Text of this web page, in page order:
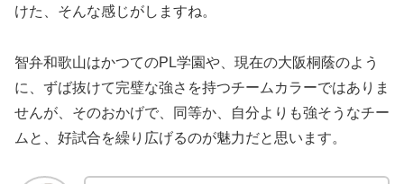
けた、そんな感じがしますね。
智弁和歌山はかつてのPL学園や、現在の大阪桐蔭のよう
に、ずば抜けて完璧な強さを持つチームカラーではありま
せんが、そのおかげで、同等か、自分よりも強そうなチー
ムと、好試合を繰り広げるのが魅力だと思います。